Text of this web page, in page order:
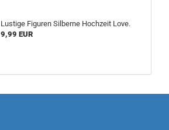
Lustige Figuren Silberne Hochzeit Love.
9,99 EUR